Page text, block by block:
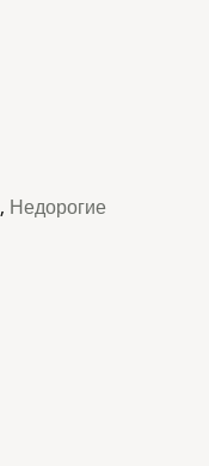
, Недорогие